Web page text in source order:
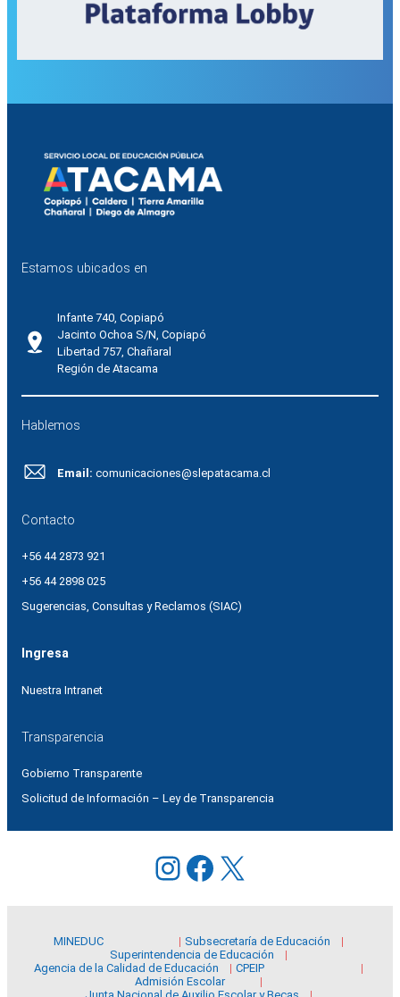
Estamos ubicados en
Infante 740, Copiapó
Jacinto Ochoa S/N, Copiapó
Libertad 757, Chañaral
Región de Atacama
Hablemos
Email: comunicaciones@slepatacama.cl
Contacto
+56 44 2873 921
+56 44 2898 025
Sugerencias, Consultas y Reclamos (SIAC)
Ingresa
Nuestra Intranet
Transparencia
Gobierno Transparente
Solicitud de Información – Ley de Transparencia
Instagram
Facebook
X
MINEDUC
Subsecretaría de Educación
Superintendencia de Educación
Agencia de la Calidad de Educación
CPEIP
Admisión Escolar